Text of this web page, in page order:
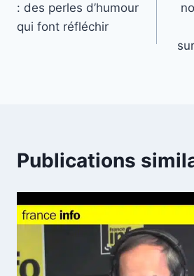
l’article
: des perles d’humour
qui font réfléchir
Publications